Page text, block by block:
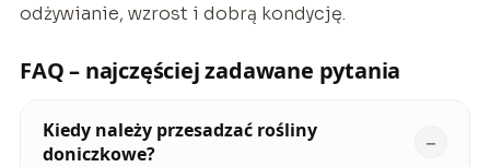
odżywianie, wzrost i dobrą kondycję.
FAQ – najczęściej zadawane pytania
Kiedy należy przesadzać rośliny
doniczkowe?